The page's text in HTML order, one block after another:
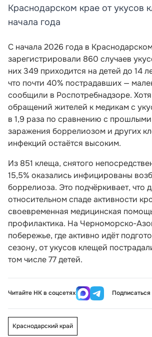
Краснодарском крае от укусов
начала года
С начала 2026 года в
зарегистрировали 860 случаев
них 349 приходится на детей до 14
что почти 40% пострадавших —
сообщили в Роспотребнадзоре.
обращений жителей к медикам с
в 1,9 раза по сравнению с
заражения боррелиозом и других
инфекций остаётся высоким.
Из 851 клеща, снятого
15,5% оказались инфицированы
боррелиоза. Это подчёркивает, что
относительном спаде активности
своевременная медицинская
профилактика. На
побережье, где активно идёт
сезону, от укусов клещей
том числе 77 детей.
Читайте НК в соцсетях Подписаться
Краснодарский край